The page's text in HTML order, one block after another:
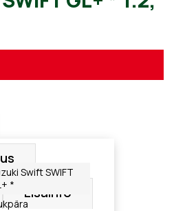
SWIFT GL+ *
Lisainfo
Swift SWIFT
*